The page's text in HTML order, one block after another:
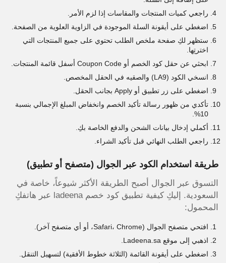
راجعي كميات المنتجات والمقاسات إذا لزم الأمر.
اضغطي على أيقونة السلة الموجودة في الزاوية العلوية من الصفحة.
ستظهر لكِ صفحة ملخص الطلب تحتوي على جميع المنتجات التي
اخترتِها.
ابحثي عن حقل كود الخصم أو Coupon Code أسفل قائمة المنتجات.
انسخي الكود (LA9) والصقيه في الحقل المخصص.
اضغطي على زر تطبيق أو Apply بجانب الحقل.
تأكدي من ظهور رسالة تأكيد الخصم وانخفاض المبلغ الإجمالي بنسبة
10%.
أكملي إدخال بيانات الشحن والدفع الخاصة بكِ.
راجعي الطلب النهائي قبل تأكيد الشراء.
طريقة استخدام الكود عبر الجوال (متصفح أو تطبيق)
التسوق عبر الجوال أصبح الطريقة الأكثر شيوعاً، خاصة في
السعودية. إليكِ كيفية تطبيق كود خصم ladeena عبر هاتفكِ
المحمول:
افتحي متصفح الجوال (Safari، Chrome، أو أي متصفح آخر).
اذهبي إلى موقع Ladeena.sa.
اضغطي على أيقونة القائمة (الثلاثة خطوط الأفقية) لتسهيل التنقل.